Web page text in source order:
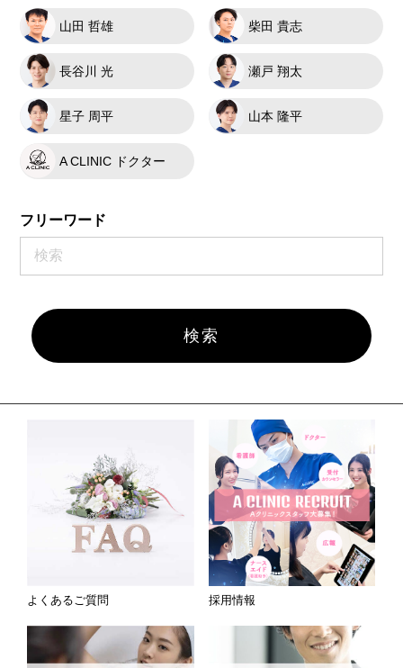
山田 哲雄 柴田 貴志
長谷川 光 瀬戸 翔太
星子 周平 山本 隆平
A CLINIC ドクター
フリーワード
よくあるご質問 採用情報